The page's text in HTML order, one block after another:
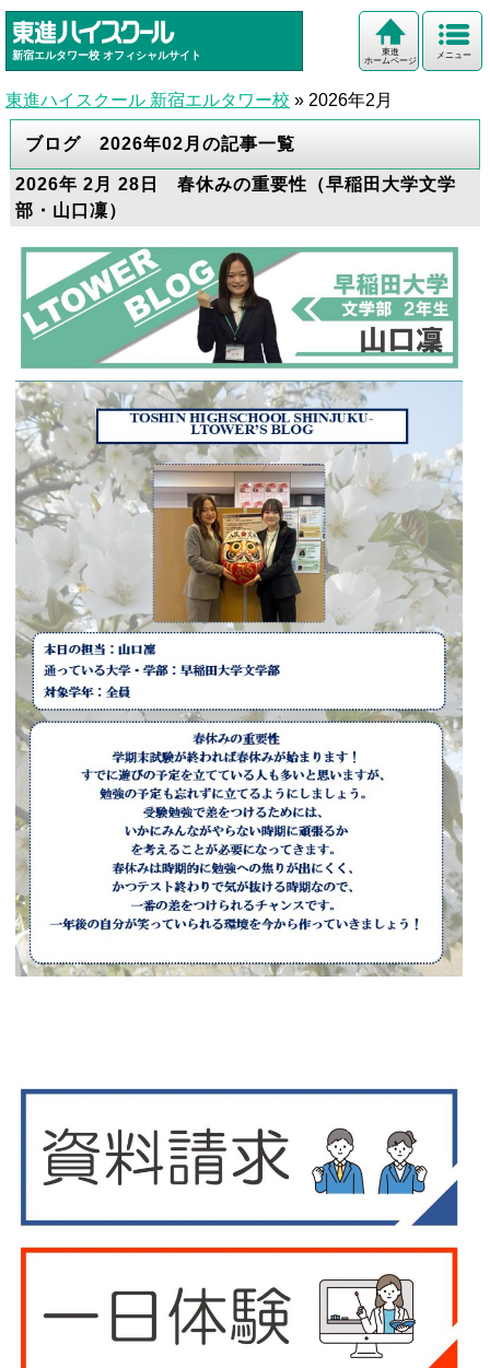
新宿エルタワー校 オフィシャルサイト メニュー
東進
ホームページ
東進ハイスクール 新宿エルタワー校 » 2026年2月
ブログ 2026年02月の記事一覧
2026年 2月 28日 春休みの重要性（早稲田大学文学
部・山口凜）